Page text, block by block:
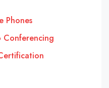
Phones
Conferencing